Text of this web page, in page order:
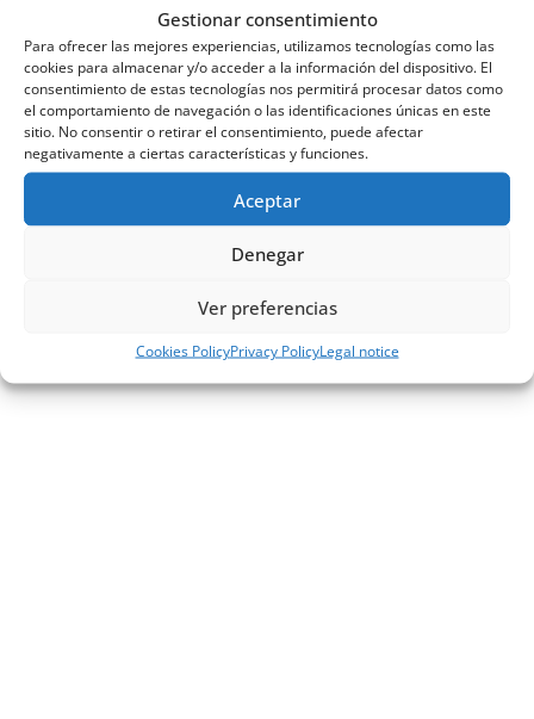
Gestionar consentimiento
Para ofrecer las mejores experiencias, utilizamos tecnologías como las
cookies para almacenar y/o acceder a la información del dispositivo. El
consentimiento de estas tecnologías nos permitirá procesar datos como
el comportamiento de navegación o las identificaciones únicas en este
sitio. No consentir o retirar el consentimiento, puede afectar
negativamente a ciertas características y funciones.
Aceptar
Denegar
Ver preferencias
Cookies PolicyPrivacy PolicyLegal notice